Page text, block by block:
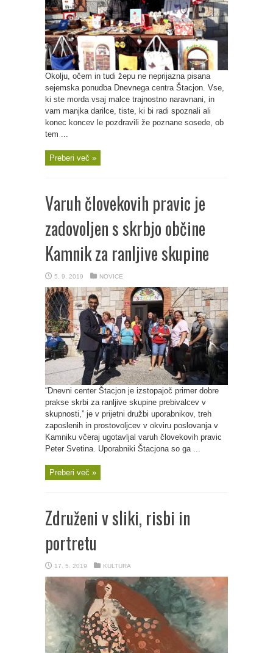
Okolju, očem in tudi žepu ne neprijazna pisana
sejemska ponudba Dnevnega centra Štacjon. Vse,
ki ste morda vsaj malce trajnostno naravnani, in
vam manjka darilce, tiste, ki bi radi spoznali ali
konec koncev le pozdravili že poznane sosede, ob
tem ...
Preberi več »
Varuh človekovih pravic je
zadovoljen s skrbjo občine
Kamnik za ranljive skupine
5. 9. 2019 NOVICE
“Dnevni center Štacjon je izstopajoč primer dobre
prakse skrbi za ranljive skupine prebivalcev v
skupnosti,” je v prijetni družbi uporabnikov, treh
zaposlenih in prostovoljcev v okviru poslovanja v
Kamniku včeraj ugotavljal varuh človekovih pravic
Peter Svetina. Uporabniki Štacjona so ga ...
Preberi več »
Združeni v sliki, risbi in
portretu
17. 5. 2019 KULTURA